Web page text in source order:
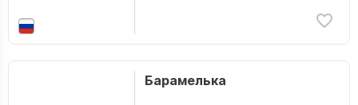
Барамелька